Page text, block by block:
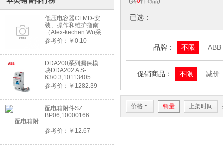
低压电容器CLMD-安
装、操作和维护指南
（Alex-kechen Wu采
购）-2022年版
参考价：￥0.10
DDA200系列漏保模
块DDA202 A S-
63/0.3;10113405
参考价：￥1282.39
配电箱附件SZ
BP06;10000166
参考价：￥12.67
已选：
品牌： 不限 ABB
促销商品： 不限 减价
价格 6 销量 上架时间